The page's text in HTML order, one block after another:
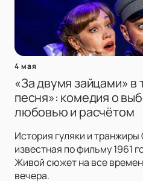
4 мая
«За двумя зайцами» в
песня»: комедия о
любовью и расчётом
История гуляки и
известная по фильму 1961
Живой сюжет на все
вечера.